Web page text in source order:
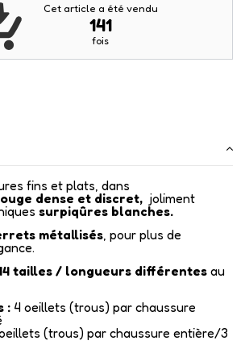
Cet article a été vendu
141
fois
fins et plats, dans
dense et discret, joliment
surpiqûres blanches.
métallisés, pour plus de
tailles / longueurs différentes au
: 4 oeillets (trous) par chaussure
(trous) par chaussure entière/3